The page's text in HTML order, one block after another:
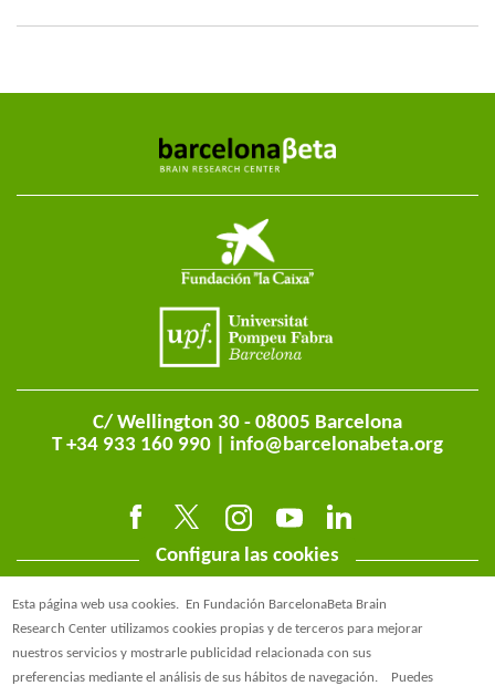
C/ Wellington 30 - 08005 Barcelona
T +34 933 160 990 | info@barcelonabeta.org
Configura las cookies
Esta página web usa cookies.
En Fundación BarcelonaBeta Brain
Research Center utilizamos cookies propias y de terceros para mejorar
nuestros servicios y mostrarle publicidad relacionada con sus
preferencias mediante el análisis de sus hábitos de navegación.
Puedes